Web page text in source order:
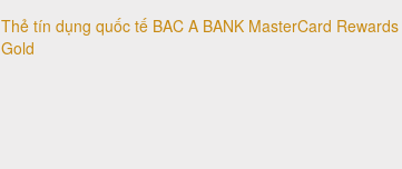
Thẻ tín dụng quốc tế BAC A BANK MasterCard Rewards
Gold